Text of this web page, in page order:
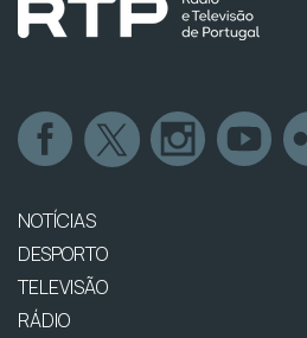
NOTÍCIAS
DESPORTO
TELEVISÃO
RÁDIO